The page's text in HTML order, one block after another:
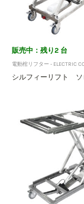
販売中：残り2 台
電動棺リフター - ELECTRIC
シルフィーリフト ソ